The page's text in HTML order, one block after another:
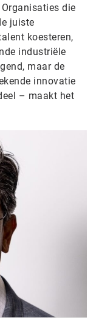
die
juiste
koesteren,
industriële
maar de
innovatie
– maakt het